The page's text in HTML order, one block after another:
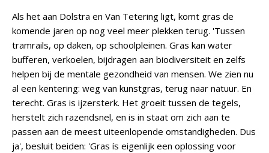
Als het aan Dolstra en Van Tetering ligt, komt gras de
komende jaren op nog veel meer plekken terug. 'Tussen
tramrails, op daken, op schoolpleinen. Gras kan water
bufferen, verkoelen, bijdragen aan biodiversiteit en zelfs
helpen bij de mentale gezondheid van mensen. We zien nu
al een kentering: weg van kunstgras, terug naar natuur. En
terecht. Gras is ijzersterk. Het groeit tussen de tegels,
herstelt zich razendsnel, en is in staat om zich aan te
passen aan de meest uiteenlopende omstandigheden. Dus
ja', besluit beiden: 'Gras ís eigenlijk een oplossing voor